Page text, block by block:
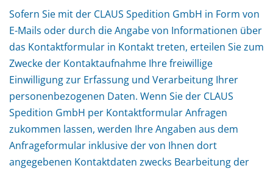
Sofern Sie mit der CLAUS Spedition GmbH in Form von
E-Mails oder durch die Angabe von Informationen über
das Kontaktformular in Kontakt treten, erteilen Sie zum
Zwecke der Kontaktaufnahme Ihre freiwillige
Einwilligung zur Erfassung und Verarbeitung Ihrer
personenbezogenen Daten. Wenn Sie der CLAUS
Spedition GmbH per Kontaktformular Anfragen
zukommen lassen, werden Ihre Angaben aus dem
Anfrageformular inklusive der von Ihnen dort
angegebenen Kontaktdaten zwecks Bearbeitung der